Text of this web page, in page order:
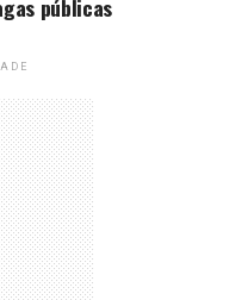
públicas